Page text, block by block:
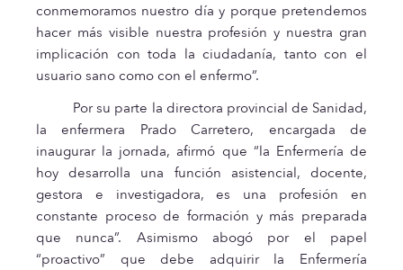
conmemoramos nuestro día y porque pretendemos
hacer más visible nuestra profesión y nuestra gran
implicación con toda la ciudadanía, tanto con el
usuario sano como con el enfermo”.
Por su parte la directora provincial de Sanidad,
la enfermera Prado Carretero, encargada de
inaugurar la jornada, afirmó que “la Enfermería de
hoy desarrolla una función asistencial, docente,
gestora e investigadora, es una profesión en
constante proceso de formación y más preparada
que nunca”. Asimismo abogó por el papel
“proactivo” que debe adquirir la Enfermería